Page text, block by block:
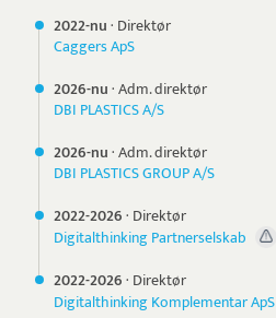
2022-nu· Direktør
Caggers ApS
2026-nu·Adm. direktør
DBI PLASTICS A/S
2026-nu·Adm. direktør
DBI PLASTICS GROUP A/S
2022-2026· Direktør
Digitalthinking Partnerselskab
2022-2026· Direktør
Digitalthinking Komplementar ApS